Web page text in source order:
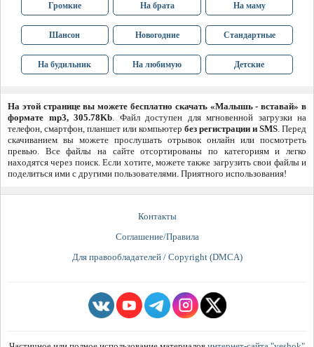
Громкие На брата На маму
Шансон Новогодние Стандартные
На будильник На любимую Детские
На этой странице вы можете бесплатно скачать «Малышь - вставай» в
формате mp3, 305.78Kb. Файл доступен для мгновенной загрузки на
телефон, смартфон, планшет или компьютер без регистрации и SMS. Перед
скачиванием вы можете прослушать отрывок онлайн или посмотреть
превью. Все файлы на сайте отсортированы по категориям и легко
находятся через поиск. Если хотите, можете также загрузить свои файлы и
поделиться ими с другими пользователями. Приятного использования!
Контакты
Соглашение/Правила
Для правообладателей / Copyright (DMCA)